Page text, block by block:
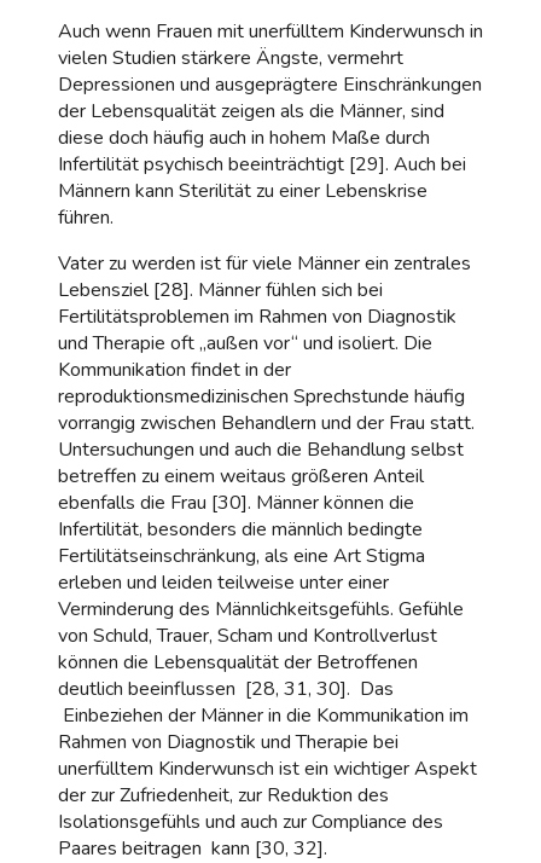
Auch wenn Frauen mit unerfülltem Kinderwunsch in
vielen Studien stärkere Ängste, vermehrt
Depressionen und ausgeprägtere Einschränkungen
der Lebensqualität zeigen als die Männer, sind
diese doch häufig auch in hohem Maße durch
Infertilität psychisch beeinträchtigt [29]. Auch bei
Männern kann Sterilität zu einer Lebenskrise
führen.
Vater zu werden ist für viele Männer ein zentrales
Lebensziel [28]. Männer fühlen sich bei
Fertilitätsproblemen im Rahmen von Diagnostik
und Therapie oft „außen vor“ und isoliert. Die
Kommunikation findet in der
reproduktionsmedizinischen Sprechstunde häufig
vorrangig zwischen Behandlern und der Frau statt.
Untersuchungen und auch die Behandlung selbst
betreffen zu einem weitaus größeren Anteil
ebenfalls die Frau [30]. Männer können die
Infertilität, besonders die männlich bedingte
Fertilitätseinschränkung, als eine Art Stigma
erleben und leiden teilweise unter einer
Verminderung des Männlichkeitsgefühls. Gefühle
von Schuld, Trauer, Scham und Kontrollverlust
können die Lebensqualität der Betroffenen
deutlich beeinflussen [28, 31, 30]. Das
Einbeziehen der Männer in die Kommunikation im
Rahmen von Diagnostik und Therapie bei
unerfülltem Kinderwunsch ist ein wichtiger Aspekt
der zur Zufriedenheit, zur Reduktion des
Isolationsgefühls und auch zur Compliance des
Paares beitragen kann [30, 32].